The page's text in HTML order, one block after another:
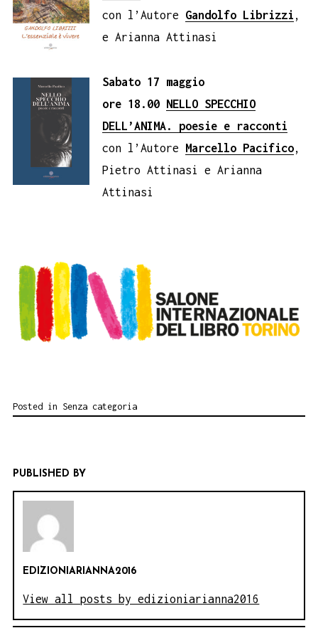
con l’Autore Gandolfo Librizzi ,
e Arianna Attinasi
Sabato 17 maggio
ore 18.00 NELLO SPECCHIO
DELL’ANIMA. poesie e racconti
con l’Autore Marcello Pacifico
Pietro Attinasi e Arianna
Attinasi
Posted in Senza categoria
PUBLISHED BY
EDIZIONIARIANNA2016
View all posts by edizioniarianna2016